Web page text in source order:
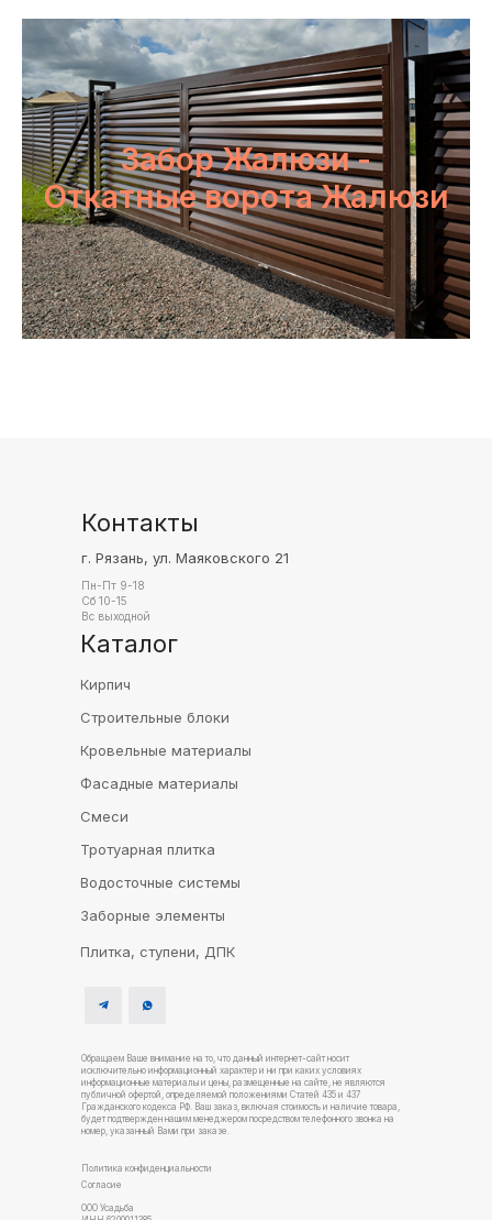
Забор Жалюзи -
Откатные ворота Жалюзи
Контакты
Каталог
г. Рязань, ул. Маяковского 21
Пн-Пт 9-18
Сб 10-15
Вс выходной
Обращаем Ваше внимание на то, что данный интернет-сайт носит
исключительно информационный характер и ни при каких условиях
информационные материалы и цены, размещенные на сайте, не являются
публичной офертой, определяемой положениями Статей 435 и 437
Гражданского кодекса РФ. Ваш заказ, включая стоимость и наличие товара,
будет подтвержден нашим менеджером посредством телефонного звонка на
номер, указанный Вами при заказе.
ООО Усадьба
Политика конфиденциальности
Согласие
Кирпич
Строительные блоки
Кровельные материалы
Фасадные материалы
Смеси
Тротуарная плитка
Водосточные системы
Заборные элементы
Плитка, ступени, ДПК